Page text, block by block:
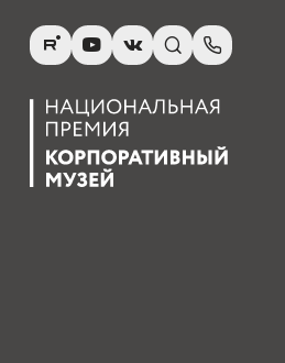
R Y V s p